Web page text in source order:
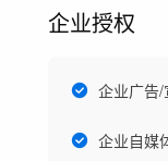
企业授权
企业广告
企业自媒